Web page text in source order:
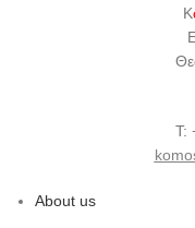
Κ
Τ:
About us